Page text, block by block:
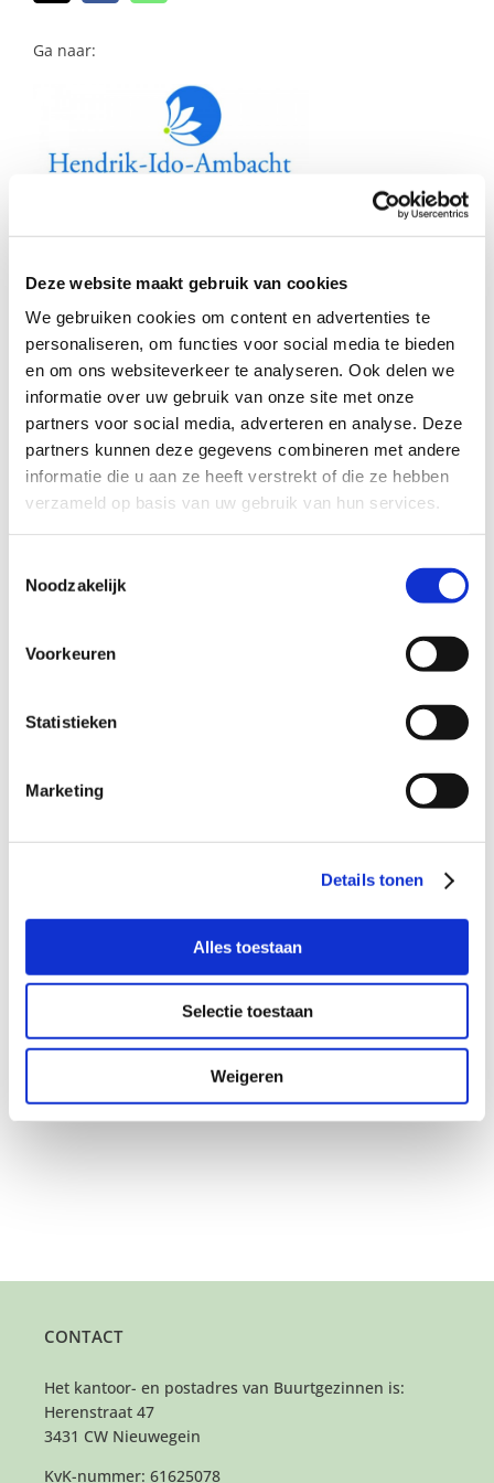
Deze website maakt gebruik van cookies
We gebruiken cookies om content en advertenties te
personaliseren, om functies voor social media te bieden
en om ons websiteverkeer te analyseren. Ook delen we
informatie over uw gebruik van onze site met onze
partners voor social media, adverteren en analyse. Deze
partners kunnen deze gegevens combineren met andere
informatie die u aan ze heeft verstrekt of die ze hebben
verzameld op basis van uw gebruik van hun services.
Noodzakelijk
Voorkeuren
Statistieken
Marketing
Details tonen
Alles toestaan
Selectie toestaan
Weigeren
Ga naar:
Simone Meijer –
Coördinator gemeente
Hendrik-Ido-Ambacht
Simone is moeder van 3 kinderen.
“Opvoeden is een mooie taak, maar kan ook
een hobbelige weg zijn”.
“Je moet meer gebruik van je netwerk maken”,
eigen kracht te staan”. Het zijn veel gehoorde
opmerkingen als ouders overbelast dreigen te
hulp te vragen; iemand kan of durft dat niet of
er staan simpelweg weinig mensen om je heen
heeft steun nodig. Opvoeden is een mooie taak,
maar kan vaak ook een hobbelige weg zijn. Als
beamen. Buurtgezinnen zet zich in voor ouders
ervaring in de jeugdhulpverlening ben ik ervan
steun gezinnen verder kan helpen in een
positieve ontwikkeling. Daarnaast biedt
Buurtgezinnen de mogelijkheid aan mensen die
willen geven dit mogelijk te maken. Zo ontstaat
er verbinding in de samenleving. Wat mij
betreft een prachtig uitgangspunt!”
CONTACT
Het kantoor- en postadres van Buurtgezinnen is:
Herenstraat 47
3431 CW Nieuwegein
KvK-nummer: 61625078